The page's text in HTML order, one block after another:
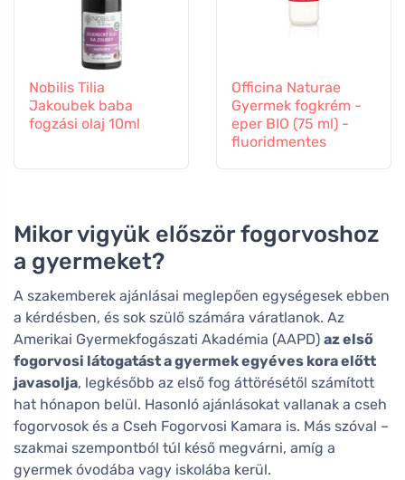
Nobilis Tilia
Jakoubek baba
fogzási olaj 10ml
Officina Naturae
Gyermek fogkrém -
eper BIO (75 ml) -
fluoridmentes
Mikor vigyük először fogorvoshoz
a gyermeket?
A szakemberek ajánlásai meglepően egységesek ebben
a kérdésben, és sok szülő számára váratlanok. Az
Amerikai Gyermekfogászati Akadémia (AAPD) az első
fogorvosi látogatást a gyermek egyéves kora előtt
javasolja, legkésőbb az első fog áttörésétől számított
hat hónapon belül. Hasonló ajánlásokat vallanak a cseh
fogorvosok és a Cseh Fogorvosi Kamara is. Más szóval –
szakmai szempontból túl késő megvárni, amíg a
gyermek óvodába vagy iskolába kerül.